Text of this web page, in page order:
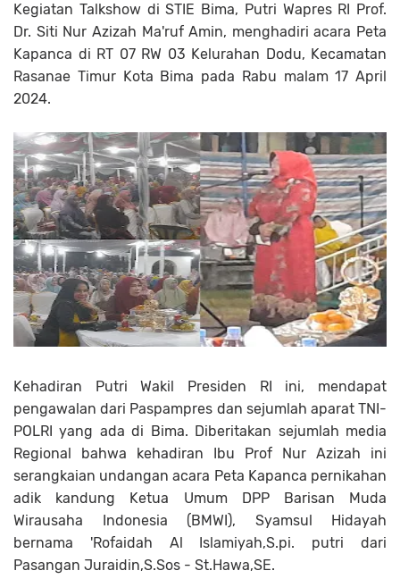
Kegiatan Talkshow di STIE Bima, Putri Wapres RI Prof.
Dr. Siti Nur Azizah Ma'ruf Amin, menghadiri acara Peta
Kapanca di RT 07 RW 03 Kelurahan Dodu, Kecamatan
Rasanae Timur Kota Bima pada Rabu malam 17 April
2024.
Kehadiran Putri Wakil Presiden RI ini, mendapat
pengawalan dari Paspampres dan sejumlah aparat TNI-
POLRI yang ada di Bima. Diberitakan sejumlah media
Regional bahwa kehadiran Ibu Prof Nur Azizah ini
serangkaian undangan acara Peta Kapanca pernikahan
adik kandung Ketua Umum DPP Barisan Muda
Wirausaha Indonesia (BMWI), Syamsul Hidayah
bernama 'Rofaidah Al Islamiyah,S.pi. putri dari
Pasangan Juraidin,S.Sos - St.Hawa,SE.